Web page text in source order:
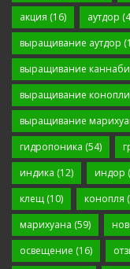
акция (16) аутдор
выращивание аутдор
выращивание
выращивание
выращивание
гидропоника (54)
индика (12) индор
клещ (10) конопля
марихуана (59)
освещение (16)